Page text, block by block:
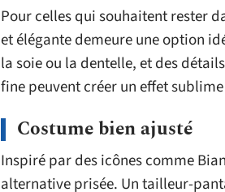
Pour celles qui souhaitent rester
et élégante demeure une option
la soie ou la dentelle, et des
fine peuvent créer un effet
Costume bien ajusté
Inspiré par des icônes comme
alternative prisée. Un tailleur-